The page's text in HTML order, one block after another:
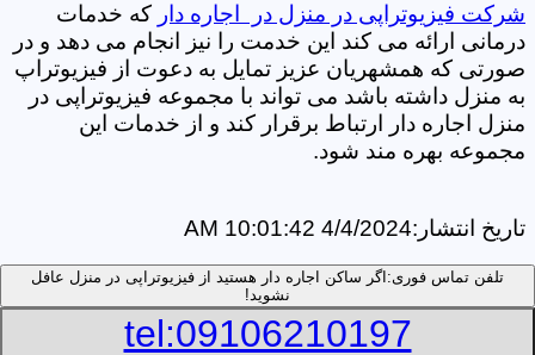
شرکت فیزیوتراپی در منزل در اجاره دار که خدمات
درمانی ارائه می کند این خدمت را نیز انجام می دهد و در
صورتی که همشهریان عزیز تمایل به دعوت از فیزیوتراپ
به منزل داشته باشد می تواند با مجموعه فیزیوتراپی در
منزل اجاره دار ارتباط برقرار کند و از خدمات این
مجموعه بهره مند شود.
تاریخ انتشار:4/4/2024 10:01:42 AM
تلفن تماس فوری: اگر ساکن اجاره دار هستید از فیزیوتراپی در منزل عافل
نشوید!
tel:09106210197